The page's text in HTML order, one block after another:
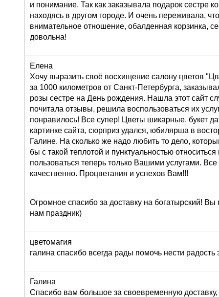
и понимание. Так как заказывала подарок сестре
находясь в другом городе. И очень переживала,
внимательное отношение, обалденная корзинка,
довольна!
Елена
Хочу выразить своё восхищение салону цветов
за 1000 километров от Санкт-Петербурга,
розы сестре на День рождения. Нашла этот сайт
почитала отзывы, решила воспользоваться их
понравилось! Все супер! Цветы шикарные, букет
картинке сайта, сюрприз удался, юбилярша в
Галине. На сколько же надо любить то дело,
бы с такой теплотой и пунктуальностью
пользоваться теперь только Вашими услугами.
качественно. Процветания и успехов Вам!!!
Огромное спасибо за доставку на богатырский! Вы
нам праздник)
цветомагия
галина спасибо всегда рады помочь нести
Галина
Спасибо вам большое за своевременную доставку,